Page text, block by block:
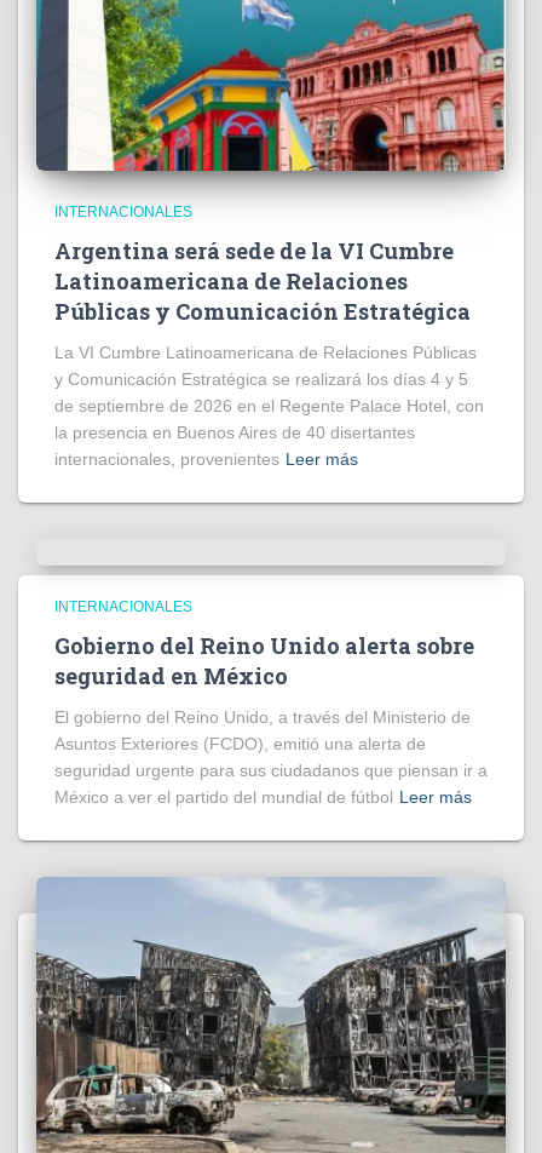
INTERNACIONALES
Argentina será sede de la VI Cumbre
Latinoamericana de Relaciones
Públicas y Comunicación Estratégica
La VI Cumbre Latinoamericana de Relaciones Públicas
y Comunicación Estratégica se realizará los días 4 y 5
de septiembre de 2026 en el Regente Palace Hotel, con
la presencia en Buenos Aires de 40 disertantes
internacionales, provenientes Leer más
INTERNACIONALES
Gobierno del Reino Unido alerta sobre
seguridad en México
El gobierno del Reino Unido, a través del Ministerio de
Asuntos Exteriores (FCDO), emitió una alerta de
seguridad urgente para sus ciudadanos que piensan ir a
México a ver el partido del mundial de fútbol Leer más